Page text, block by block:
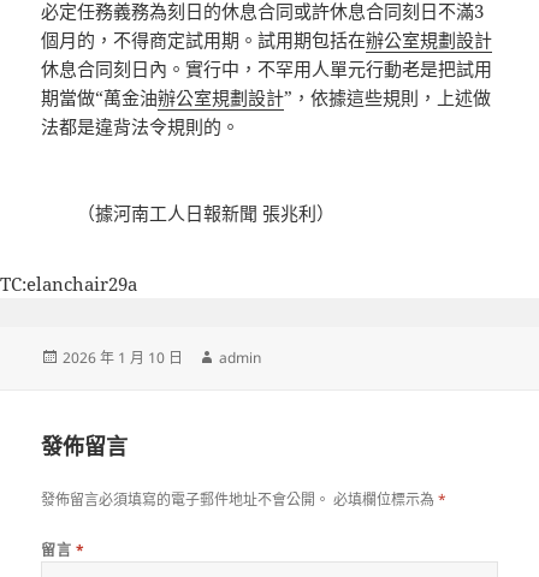
必定任務義務為刻日的休息合同或許休息合同刻日不滿3
個月的，不得商定試用期。試用期包括在辦公室規劃設計
休息合同刻日內。實行中，不罕用人單元行動老是把試用
期當做“萬金油辦公室規劃設計”，依據這些規則，上述做
法都是違背法令規則的。
（據河南工人日報新聞 張兆利）
TC:elanchair29a
發
2026 年 1 月 10 日
作
admin
發佈留言
發佈留言必須填寫的電子郵件地址不會公開。 必填欄位標示為*
留言 *